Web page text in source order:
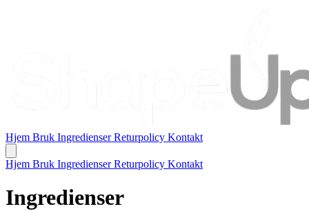
Hjem Bruk IngredienserReturpolicy Kontakt
Hjem Bruk IngredienserReturpolicy Kontakt
Ingredienser